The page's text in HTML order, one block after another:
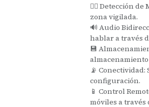
🚶‍♂️ Detección
zona vigilada.
🔊 Audio
hablar a través
💾
📡
configuración.
📱 Control
móviles a través